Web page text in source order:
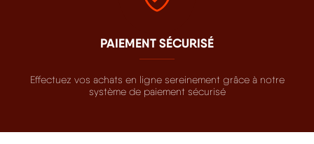
PAIEMENT SÉCURISÉ
Effectuez vos achats en ligne sereinement grâce à notre
système de paiement sécurisé